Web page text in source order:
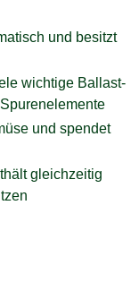
und besitzt
wichtige Ballast-
und spendet
gleichzeitig